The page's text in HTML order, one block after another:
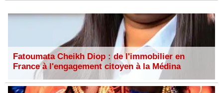
Fatoumata Cheikh Diop : de l'immobilier en
France à l'engagement citoyen à la Médina